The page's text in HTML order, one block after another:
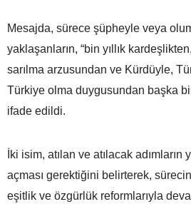
Mesajda, sürece şüpheyle veya
yaklaşanların, “bin yıllık
sarılma arzusundan ve Kürdüyle,
Türkiye olma duygusundan başka
ifade edildi.
İki isim, atılan ve atılacak
açması gerektiğini belirterek,
eşitlik ve özgürlük reformlarıyla